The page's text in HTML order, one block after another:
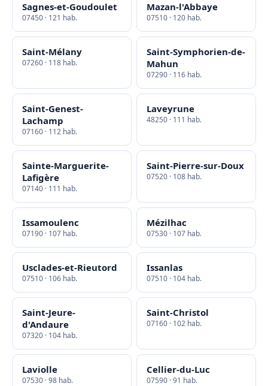
Sagnes-et-Goudoulet
07450 · 121 hab.
Mazan-l'Abbaye
07510 · 120 hab.
Saint-Mélany
07260 · 118 hab.
Saint-Symphorien-de-
Mahun
07290 · 116 hab.
Saint-Genest-
Lachamp
07160 · 112 hab.
Laveyrune
48250 · 111 hab.
Sainte-Marguerite-
Lafigère
07140 · 111 hab.
Saint-Pierre-sur-Doux
07520 · 108 hab.
Issamoulenc
07190 · 107 hab.
Mézilhac
07530 · 107 hab.
Usclades-et-Rieutord
07510 · 106 hab.
Issanlas
07510 · 104 hab.
Saint-Jeure-
d'Andaure
07320 · 104 hab.
Saint-Christol
07160 · 102 hab.
Laviolle
07530 · 98 hab.
Cellier-du-Luc
07590 · 91 hab.